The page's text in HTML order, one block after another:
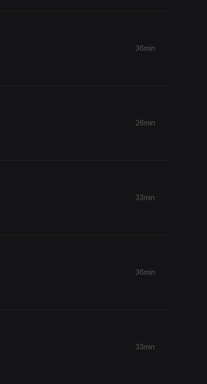
36min
26min
33min
36min
33min